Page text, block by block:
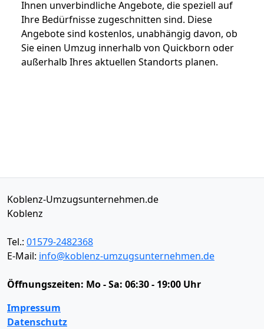
Ihnen unverbindliche Angebote, die speziell auf
Ihre Bedürfnisse zugeschnitten sind. Diese
Angebote sind kostenlos, unabhängig davon, ob
Sie einen Umzug innerhalb von Quickborn oder
außerhalb Ihres aktuellen Standorts planen.
Koblenz-Umzugsunternehmen.de
Koblenz
Tel.: 01579-2482368
E-Mail: info@koblenz-umzugsunternehmen.de
Öffnungszeiten: Mo - Sa: 06:30 - 19:00 Uhr
Impressum
Datenschutz